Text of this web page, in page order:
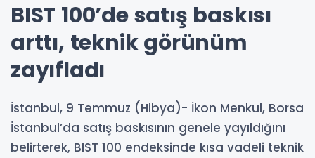
BIST 100’de satış baskısı
arttı, teknik görünüm
zayıfladı
İstanbul, 9 Temmuz (Hibya)- İkon Menkul, Borsa
İstanbul’da satış baskısının genele yayıldığını
belirterek, BIST 100 endeksinde kısa vadeli teknik